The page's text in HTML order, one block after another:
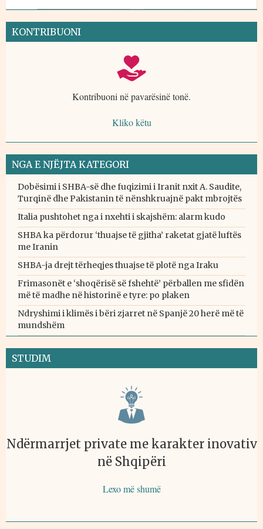
KONTRIBUONI
Kontribuoni në pavarësinë tonë.
Kliko këtu
NGA E NJËJTA KATEGORI
Dobësimi i SHBA-së dhe fuqizimi i Iranit nxit A. Saudite,
Turqinë dhe Pakistanin të nënshkruajnë pakt mbrojtës
Italia pushtohet nga i nxehti i skajshëm: alarm kudo
SHBA ka përdorur ‘thuajse të gjitha’ raketat gjatë luftës
me Iranin
SHBA-ja drejt tërheqjes thuajse të plotë nga Iraku
Frimasonët e ‘shoqërisë së fshehtë’ përballen me sfidën
më të madhe në historinë e tyre: po plaken
Ndryshimi i klimës i bëri zjarret në Spanjë 20 herë më të
mundshëm
STUDIM
Ndërmarrjet private me karakter inovativ
në Shqipëri
Lexo më shumë